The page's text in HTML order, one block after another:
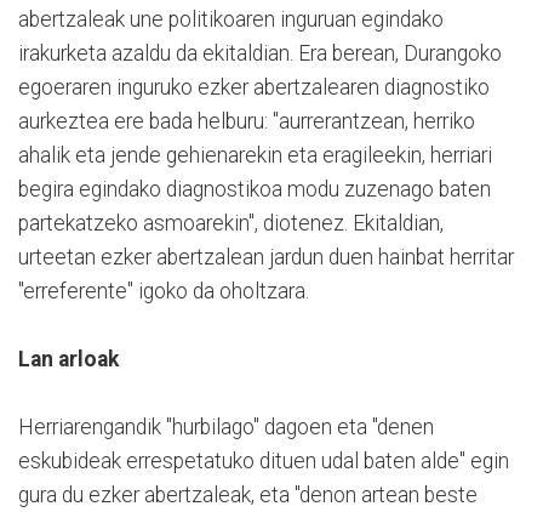
abertzaleak une politikoaren inguruan egindako
irakurketa azaldu da ekitaldian. Era berean, Durangoko
egoeraren inguruko ezker abertzalearen diagnostiko
aurkeztea ere bada helburu: "aurrerantzean, herriko
ahalik eta jende gehienarekin eta eragileekin, herriari
begira egindako diagnostikoa modu zuzenago baten
partekatzeko asmoarekin", diotenez. Ekitaldian,
urteetan ezker abertzalean jardun duen hainbat herritar
"erreferente" igoko da oholtzara.
Lan arloak
Herriarengandik "hurbilago" dagoen eta "denen
eskubideak errespetatuko dituen udal baten alde" egin
gura du ezker abertzaleak, eta "denon artean beste